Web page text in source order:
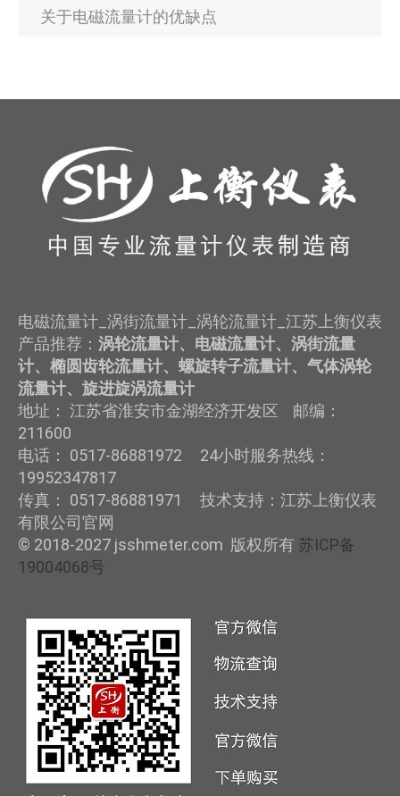
关于电磁流量计的优缺点
电磁流量计_涡街流量计_涡轮流量计_江苏上衡仪表
产品推荐： 涡轮流量计、电磁流量计、涡街流量
计、椭圆齿轮流量计、螺旋转子流量计、气体涡轮
流量计、旋进旋涡流量计
地址： 江苏省淮安市金湖经济开发区 邮编：
211600
电话： 0517-86881972 24小时服务热线：
19952347817
传真： 0517-86881971 技术支持：江苏上衡仪表
有限公司官网
© 2018-2027 jsshmeter.com 版权所有 苏ICP备
19004068号